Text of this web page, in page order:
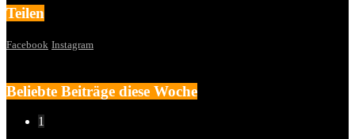
Teilen
Facebook Instagram
Beliebte Beiträge diese Woche
1